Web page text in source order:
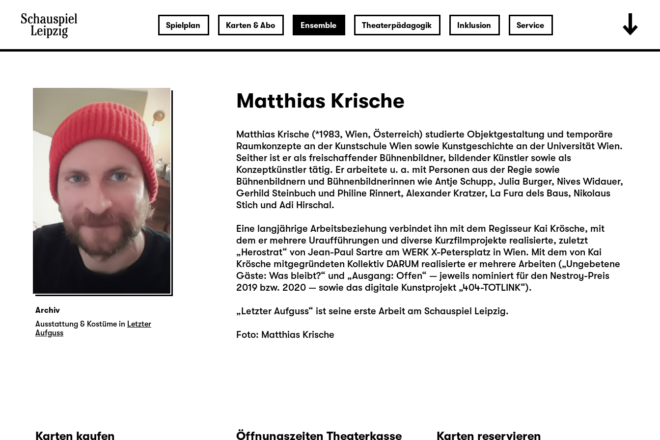
Spielplan Karten & Abo Ensemble Theaterpädagogik Inklusion Service
Matthias Krische
Matthias Krische (*1983, Wien, Österreich) studierte Objektgestaltung und temporäre
Raumkonzepte an der Kunstschule Wien sowie Kunstgeschichte an der Universität Wien.
Seither ist er als freischaffender Bühnenbildner, bildender Künstler sowie als
Konzeptkünstler tätig. Er arbeitete u. a. mit Personen aus der Regie sowie
Bühnenbildnern und Bühnenbildnerinnen wie Antje Schupp, Julia Burger, Nives Widauer,
Gerhild Steinbuch und Philine Rinnert, Alexander Kratzer, La Fura dels Baus, Nikolaus
Stich und Adi Hirschal.
Eine langjährige Arbeitsbeziehung verbindet ihn mit dem Regisseur Kai Krösche, mit
dem er mehrere Uraufführungen und diverse Kurzfilmprojekte realisierte, zuletzt
„Herostrat“ von Jean-Paul Sartre am WERK X-Petersplatz in Wien. Mit dem von Kai
Krösche mitgegründeten Kollektiv DARUM realisierte er mehrere Arbeiten („Ungebetene
Gäste: Was bleibt?“ und „Ausgang: Offen“ — jeweils nominiert für den Nestroy-Preis
2019 bzw. 2020 — sowie das digitale Kunstprojekt „404-TOTLINK“).
„Letzter Aufguss“ ist seine erste Arbeit am Schauspiel Leipzig.
Foto: Matthias Krische
Archiv
Ausstattung & Kostüme in Letzter
Aufguss
Karten kaufen Öffnungszeiten Theaterkasse Karten reservieren